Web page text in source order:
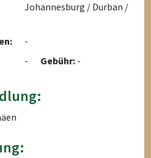
Johannesburg / Durban /
-
- Gebühr: -